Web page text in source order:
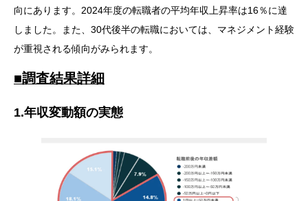
向にあります。2024年度の転職者の平均年収上昇率は16％に達
しました。また、30代後半の転職においては、マネジメント経験
が重視される傾向がみられます。
■調査結果詳細
1.年収変動額の実態